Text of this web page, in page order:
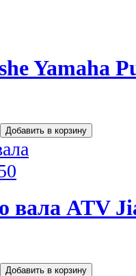
Yamaha
вала ATV